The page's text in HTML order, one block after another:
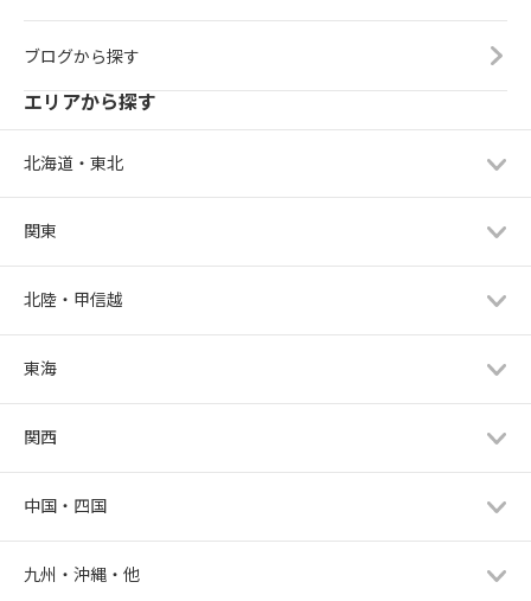
ブログから探す
エリアから探す
北海道・東北
関東
北陸・甲信越
東海
関西
中国・四国
九州・沖縄・他